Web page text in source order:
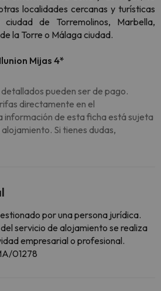
localidades cercanas y turísticas
de Torremolinos, Marbella,
la Torre o Málaga ciudad.
Mijas 4*
pueden ser de pago.
directamente en el
información de esta ficha está sujeta
Si tienes dudas,
por una persona jurídica.
servicio de alojamiento se realiza
empresarial o profesional.
01278